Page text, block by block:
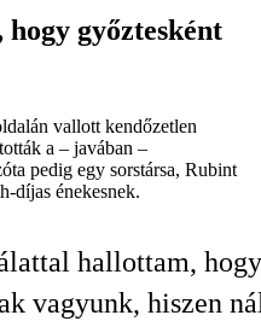
hogy győztesként
vallott kendőzetlen
a – javában –
pedig egy sorstársa, Rubint
díjas énekesnek.
hallottam, hogy
vagyunk, hiszen